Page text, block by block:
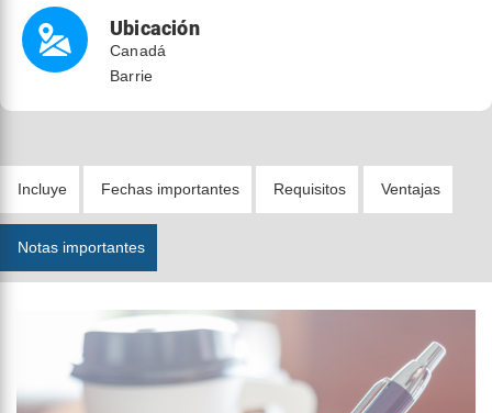
Ubicación
Canadá
Barrie
Incluye Fechas importantes Requisitos Ventajas
Notas importantes